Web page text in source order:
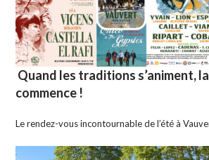
Quand les traditions s’animent,
commence !
Le rendez-vous incontournable de l’été à